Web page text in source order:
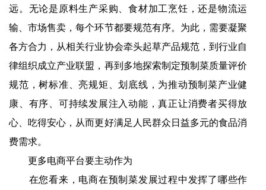
远。无论是原料生产采购、食材加工烹饪，还是物流运
输、市场售卖，每个环节都要规范有序。为此，需要凝聚
各方合力，从相关行业协会牵头起草产品规范，到行业自
律组织成立产业联盟，再到多地探索制定预制菜质量评价
规范，树标准、亮规矩、划底线，为推动预制菜产业健
康、有序、可持续发展注入动能，真正让消费者买得放
心、吃得安心，从而更好满足人民群众日益多元的食品消
费需求。
更多电商平台要主动作为
在您看来，电商在预制菜发展过程中发挥了哪些作